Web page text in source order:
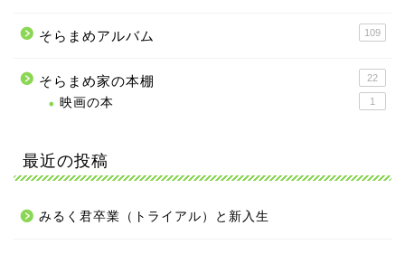
そらまめアルバム 109
そらまめ家の本棚 22
映画の本 1
最近の投稿
みるく君卒業（トライアル）と新入生